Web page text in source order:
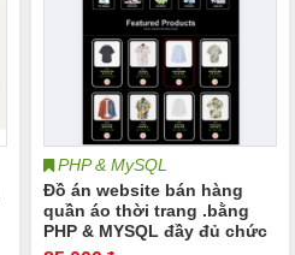
PHP & MySQL
Đồ án website bán hàng
quần áo thời trang .bằng
PHP & MYSQL đầy đủ chức